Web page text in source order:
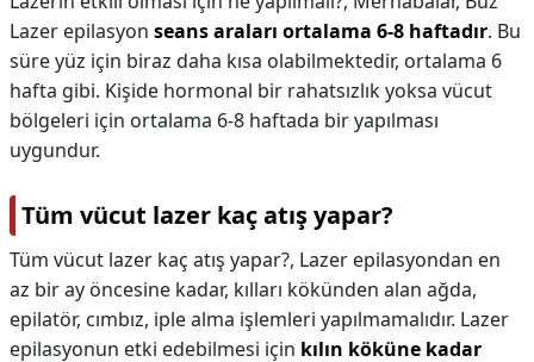
Lazer epilasyon seans araları ortalama 6-8 haftadır. Bu
süre yüz için biraz daha kısa olabilmektedir, ortalama 6
hafta gibi. Kişide hormonal bir rahatsızlık yoksa vücut
bölgeleri için ortalama 6-8 haftada bir yapılması
uygundur.
Tüm vücut lazer kaç atış yapar?
Tüm vücut lazer kaç atış yapar?, Lazer epilasyondan en
az bir ay öncesine kadar, kılları kökünden alan ağda,
epilatör, cımbız, iple alma işlemleri yapılmamalıdır. Lazer
epilasyonun etki edebilmesi için kılın köküne kadar